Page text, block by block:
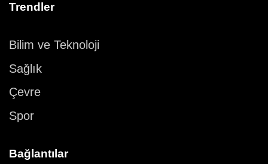
Trendler
Bilim ve Teknoloji
Sağlık
Çevre
Spor
Bağlantılar